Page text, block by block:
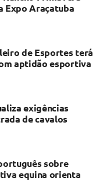
Expo Araçatuba
de Esportes terá
aptidão esportiva
exigências
de cavalos
sobre
equina orienta